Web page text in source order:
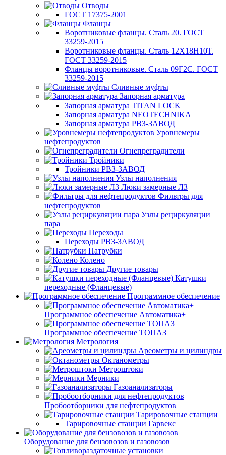
Отводы
ГОСТ 17375-2001
Фланцы
Воротниковые фланцы. Сталь 20. ГОСТ
33259-2015
Воротниковые фланцы. Сталь 12Х18Н10Т.
ГОСТ 33259-2015
Фланцы воротниковые. Сталь 09Г2С. ГОСТ
33259-2015
Сливные муфты
Запорная арматура
Запорная арматура TITAN LOCK
Запорная арматура NEOTECHNIKA
Запорная арматура РВЗ-ЗАВОД
Уровнемеры
нефтепродуктов
Огнепреградители
Тройники
Тройники РВЗ-ЗАВОД
Узлы наполнения
Люки замерные ЛЗ
Фильтры для
нефтепродуктов
Узлы рециркуляции
пара
Переходы
Переходы РВЗ-ЗАВОД
Патрубки
Колено
Другие товары
Катушки
переходные (Фланцевые)
Программное обеспечение
Программное обеспечение Автоматика+
Программное обеспечение ТОПАЗ
Метрология
Ареометры и цилиндры
Октанометры
Метроштоки
Мерники
Газоанализаторы
Пробоотборники для нефтепродуктов
Тарировочные станции
Тарировочные станции Гарвекс
Оборудование для бензовозов и газовозов